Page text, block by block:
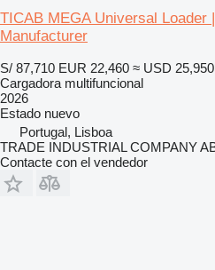
TICAB MEGA Universal Loader
Manufacturer
S/ 87,710 EUR 22,460 ≈ USD 25,950
Cargadora multifuncional
2026
Estado nuevo
Portugal, Lisboa
TRADE INDUSTRIAL COMPANY
Contacte con el vendedor